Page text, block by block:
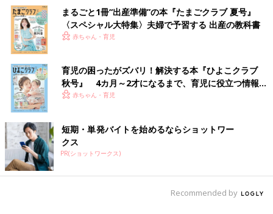
まるごと1冊“出産準備”の本『たまごクラブ 夏号』
〈スペシャル大特集〉夫婦で予習する 出産の教科書
赤ちゃん・育児
育児の困ったがズバリ！解決する本『ひよこクラブ
秋号』 4カ月～2才になるまで、育児に役立つ情報が
いっぱい！
赤ちゃん・育児
短期・単発バイトを始めるならショットワー
クス
PR(ショットワークス)
Recommended by